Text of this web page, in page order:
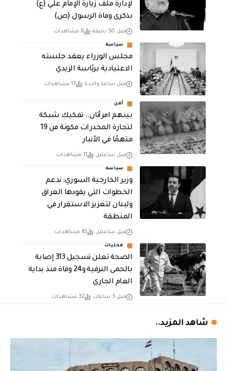
لإدارة ملف زيارة الإمام علي (ع)
بذكرى وفاة الرسول (ص)
قبل 50 دقيقة 8 مشاهدات
سياسة
مجلس الوزراء يعقد جلسته
الاعتيادية برئاسة الزيدي
قبل ساعة واحدة 13 مشاهدات
أمن
بينهم امرأتان.. تفكيك شبكة
لتجارة المخدرات مكونة من 19
متهمًا في الأنبار
قبل ساعتين 11 مشاهدات
سياسة
وزير الخارجية السوري: ندعم
الخطوات التي يقودها العراق
ولبنان لتعزيز الاستقرار في
المنطقة
قبل ساعتين 10 مشاهدات
محليات
الصحة تعلن تسجيل 313 إصابة
بالحمى النزفية و24 وفاة منذ بداية
العام الجاري
قبل 3 ساعات 32 مشاهدات
شاهد المزيد..